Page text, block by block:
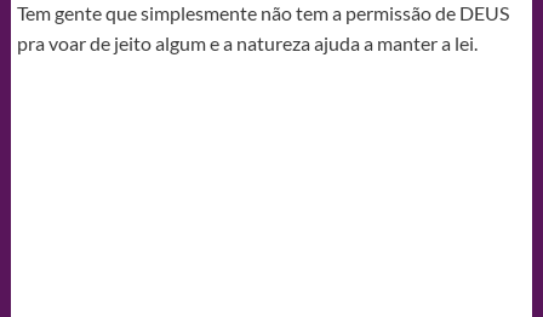
Tem gente que simplesmente não tem a permissão de DEUS
pra voar de jeito algum e a natureza ajuda a manter a lei.